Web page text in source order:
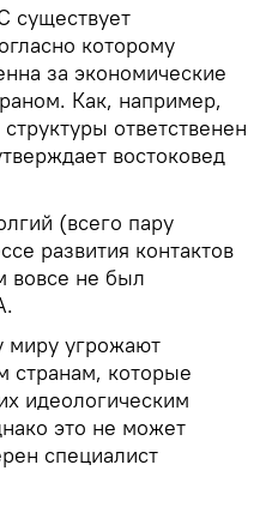
существует
которому
за экономические
Как, например,
ответственен
востоковед
(всего пару
развития контактов
вовсе не был
миру угрожают
странам, которые
идеологическим
это не может
специалист